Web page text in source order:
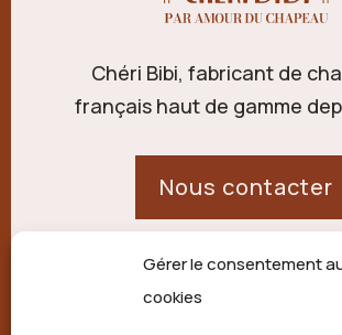
Gérer le consentement
cookies
Chéri Bibi, fabricant de
français haut de gamme
Nous contacter
21 route de Palisse,